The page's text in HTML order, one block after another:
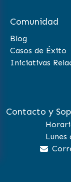
Comunidad
Blog
Casos de Éxito
Iniciativas
Contacto y
Lunes